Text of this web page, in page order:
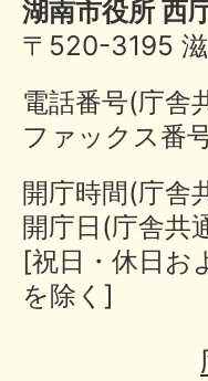
湖南市役所 西
〒520-3195 滋
電話番号(庁
ファックス番
開庁時間(庁舎
開庁日(庁舎共
[祝日・休日お
を除く]